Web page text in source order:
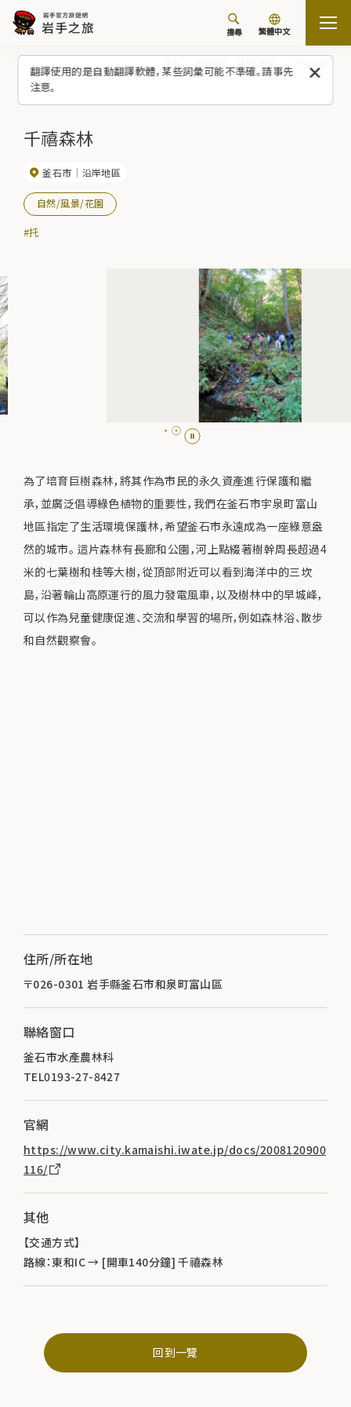
翻譯使用的是自動翻譯軟體，某些詞彙可能不準確。請事先
注意。
搜尋 繁體中文
千禧森林
釜石市 沿岸地區
自然/風景/花園
#托
為了培育巨樹森林，將其作為市民的永久資產進行保護和繼
承，並廣泛倡導綠色植物的重要性，我們在釜石市宇泉町富山
地區指定了生活環境保護林，希望釜石市永遠成為一座綠意盎
然的城市。 這片森林有長廊和公園，河上點綴著樹幹周長超過4
米的七葉樹和桂等大樹，從頂部附近可以看到海洋中的三坎
島，沿著輪山高原運行的風力發電風車，以及樹林中的早城峰，
可以作為兒童健康促進、交流和學習的場所，例如森林浴、散步
和自然觀察會。
住所/所在地
〒026-0301 岩手縣釜石市和泉町富山區
聯絡窗口
釜石市水產農林科
TEL0193-27-8427
官網
https://www.city.kamaishi.iwate.jp/docs/2008120900
116/
其他
【交通方式】
路線：東和IC → [開車140分鐘] 千禧森林
回到一覽